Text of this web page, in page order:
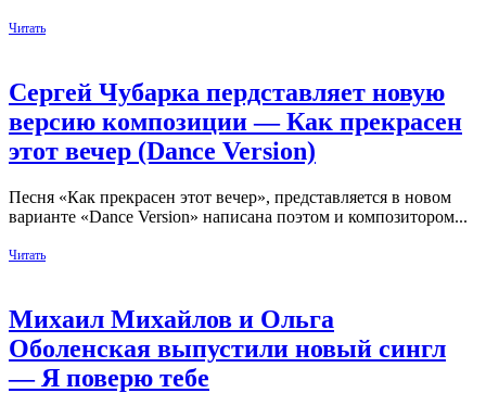
Читать
Сергей Чубарка пердставляет новую
версию композиции — Как прекрасен
этот вечер (Dance Version)
Песня «Как прекрасен этот вечер», представляется в новом
варианте «Dance Version» написана поэтом и композитором...
Читать
Михаил Михайлов и Ольга
Оболенская выпустили новый сингл
— Я поверю тебе